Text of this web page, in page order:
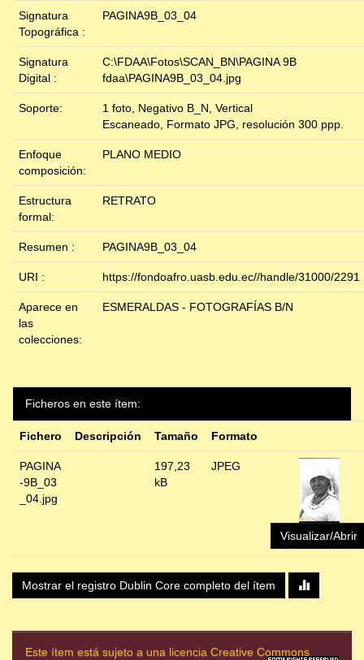
Signatura
Topográfica :
PAGINA9B_03_04
Signatura
Digital :
C:\FDAA\Fotos\SCAN_BN\PAGINA 9B
fdaa\PAGINA9B_03_04.jpg
Soporte:
1 foto, Negativo B_N, Vertical
Escaneado, Formato JPG, resolución 300 ppp.
Enfoque
composición:
PLANO MEDIO
Estructura
formal:
RETRATO
Resumen : PAGINA9B_03_04
URI : https://fondoafro.uasb.edu.ec//handle/31000/2291
Aparece en
las
colecciones:
ESMERALDAS - FOTOGRAFÍAS B/N
Ficheros en este ítem:
Fichero Descripción Tamaño Formato
PAGINA
-9B_03
_04.jpg
197,23
kB
JPEG
Visualizar/Abrir
Mostrar el registro Dublin Core completo del ítem
Este ítem está sujeto a una licencia Creative Commons